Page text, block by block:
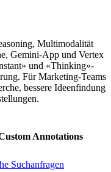
Multimodalität
Gemini-App und Vertex
und «Thinking»-
Für Marketing-Teams
bessere Ideenfindung
Annotations
Suchanfragen